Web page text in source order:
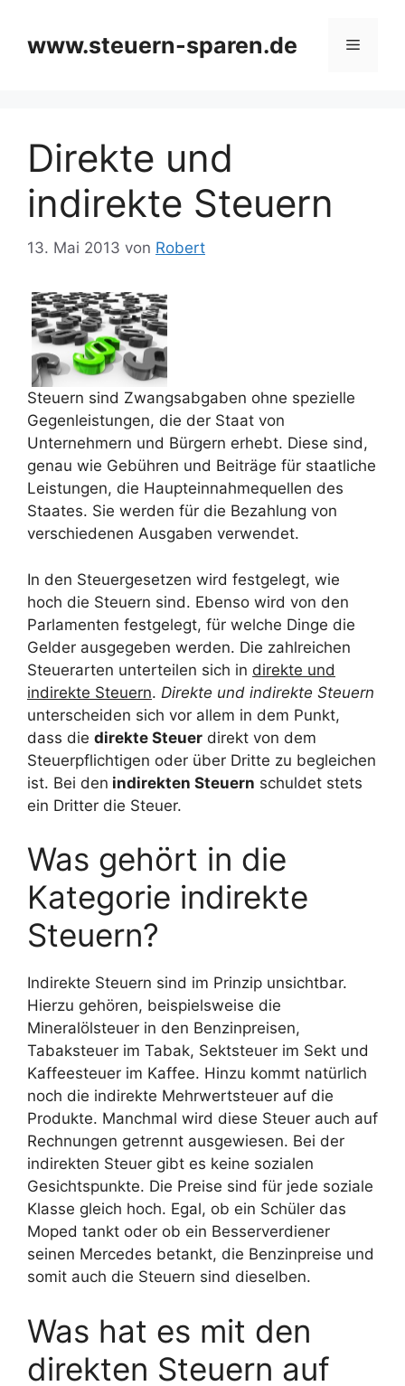
springen
www.steuern-sparen.de Menü
Direkte und
indirekte Steuern
13. Mai 2013 von Robert
Steuern sind Zwangsabgaben ohne spezielle
Gegenleistungen, die der Staat von
Unternehmern und Bürgern erhebt. Diese sind,
genau wie Gebühren und Beiträge für staatliche
Leistungen, die Haupteinnahmequellen des
Staates. Sie werden für die Bezahlung von
verschiedenen Ausgaben verwendet.
In den Steuergesetzen wird festgelegt, wie
hoch die Steuern sind. Ebenso wird von den
Parlamenten festgelegt, für welche Dinge die
Gelder ausgegeben werden. Die zahlreichen
Steuerarten unterteilen sich in direkte und
indirekte Steuern. Direkte und indirekte Steuern
unterscheiden sich vor allem in dem Punkt,
dass die direkte Steuer direkt von dem
Steuerpflichtigen oder über Dritte zu begleichen
ist. Bei den indirekten Steuern schuldet stets
ein Dritter die Steuer.
Was gehört in die
Kategorie indirekte
Steuern?
Indirekte Steuern sind im Prinzip unsichtbar.
Hierzu gehören, beispielsweise die
Mineralölsteuer in den Benzinpreisen,
Tabaksteuer im Tabak, Sektsteuer im Sekt und
Kaffeesteuer im Kaffee. Hinzu kommt natürlich
noch die indirekte Mehrwertsteuer auf die
Produkte. Manchmal wird diese Steuer auch auf
Rechnungen getrennt ausgewiesen. Bei der
indirekten Steuer gibt es keine sozialen
Gesichtspunkte. Die Preise sind für jede soziale
Klasse gleich hoch. Egal, ob ein Schüler das
Moped tankt oder ob ein Besserverdiener
seinen Mercedes betankt, die Benzinpreise und
somit auch die Steuern sind dieselben.
Was hat es mit den
direkten Steuern auf